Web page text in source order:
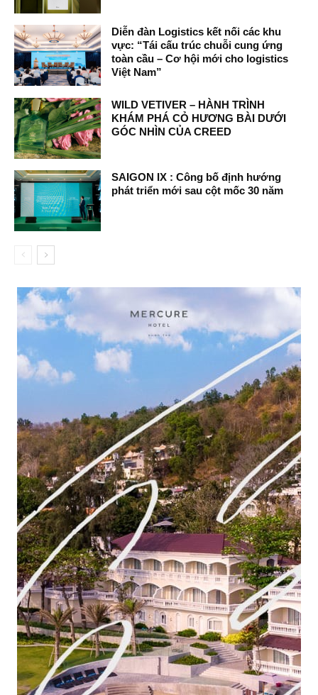
Diễn đàn Logistics kết nối các khu
vực: “Tái cấu trúc chuỗi cung ứng
toàn cầu – Cơ hội mới cho logistics
Việt Nam”
WILD VETIVER – HÀNH TRÌNH
KHÁM PHÁ CỎ HƯƠNG BÀI DƯỚI
GÓC NHÌN CỦA CREED
SAIGON IX : Công bố định hướng
phát triển mới sau cột mốc 30 năm